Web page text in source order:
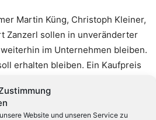
Website und unseren Service zu
Martin Küng, Christoph Kleiner,
Zanzerl sollen in unveränderter
im Unternehmen bleiben.
erhalten bleiben. Ein Kaufpreis
der Steffen Informatik AG aus